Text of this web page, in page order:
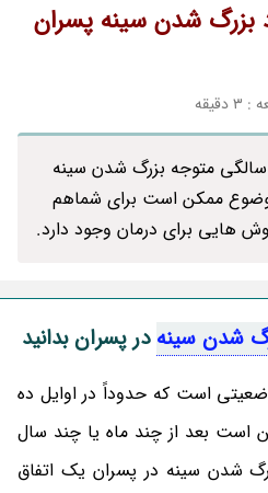
بزرگ شدن سینه پسران
برخی از پسران در اوایل 10 سالگی متوجه بزرگ شدن سینه
ممکن است برای شماهم
هایی برای درمان وجود دارد.
شدن سینه در پسران بدانید
است که حدوداً در اوایل ده
است بعد از چند ماه یا چند سال
شدن سینه در پسران یک اتفاق